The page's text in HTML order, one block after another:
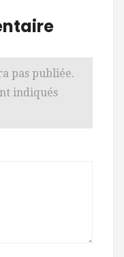
pas publiée.
indiqués